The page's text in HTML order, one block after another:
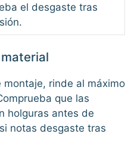
el desgaste tras
rinde al máximo
que las
holguras antes de
notas desgaste tras